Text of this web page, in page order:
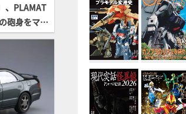
、PLAMAT
砲身をマス
Grand Or
・キリエ
に登場！